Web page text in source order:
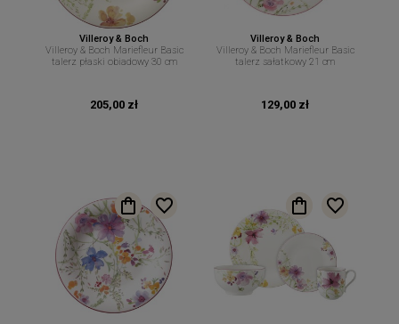
Villeroy & Boch
Villeroy & Boch Mariefleur Basic
talerz płaski obiadowy 30 cm
205,00 zł
Villeroy & Boch
Villeroy & Boch Mariefleur Basic
talerz sałatkowy 21 cm
129,00 zł